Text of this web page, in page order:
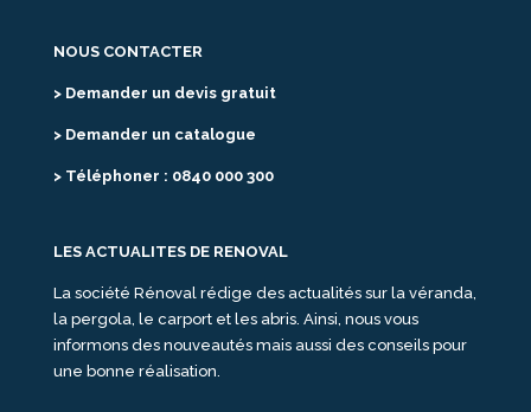
NOUS CONTACTER
> Demander un devis gratuit
> Demander un catalogue
> Téléphoner : 0840 000 300
LES ACTUALITES DE RENOVAL
La société Rénoval rédige des actualités sur la véranda,
la pergola, le carport et les abris. Ainsi, nous vous
informons des nouveautés mais aussi des conseils pour
une bonne réalisation.